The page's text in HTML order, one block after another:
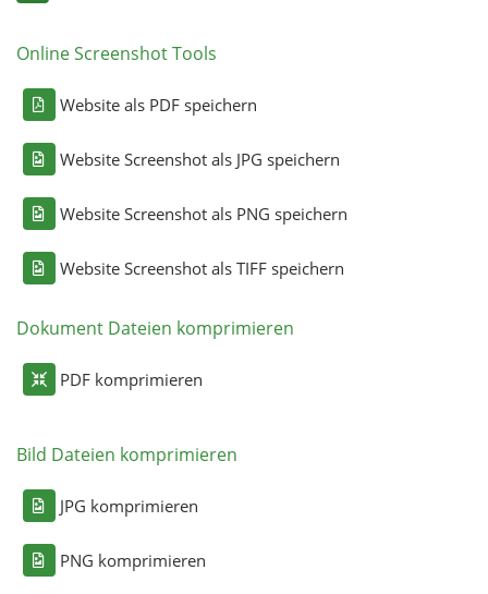
Online Screenshot Tools
Website als PDF speichern
Website Screenshot als JPG speichern
Website Screenshot als PNG speichern
Website Screenshot als TIFF speichern
Dokument Dateien komprimieren
PDF komprimieren
Bild Dateien komprimieren
JPG komprimieren
PNG komprimieren